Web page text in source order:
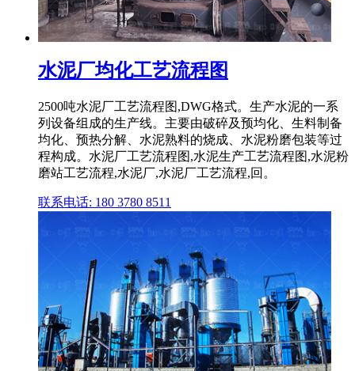
水泥厂均化工艺流程图
2500吨水泥厂工艺流程图,DWG格式。生产水泥的一系
列设备组成的生产线。主要由破碎及预均化、生料制备
均化、预热分解、水泥熟料的烧成、水泥粉磨包装等过
程构成。水泥厂工艺流程图,水泥生产工艺流程图,水泥粉
磨站工艺流程,水泥厂,水泥厂工艺流程,回。
联系电话: 180 3780 8511